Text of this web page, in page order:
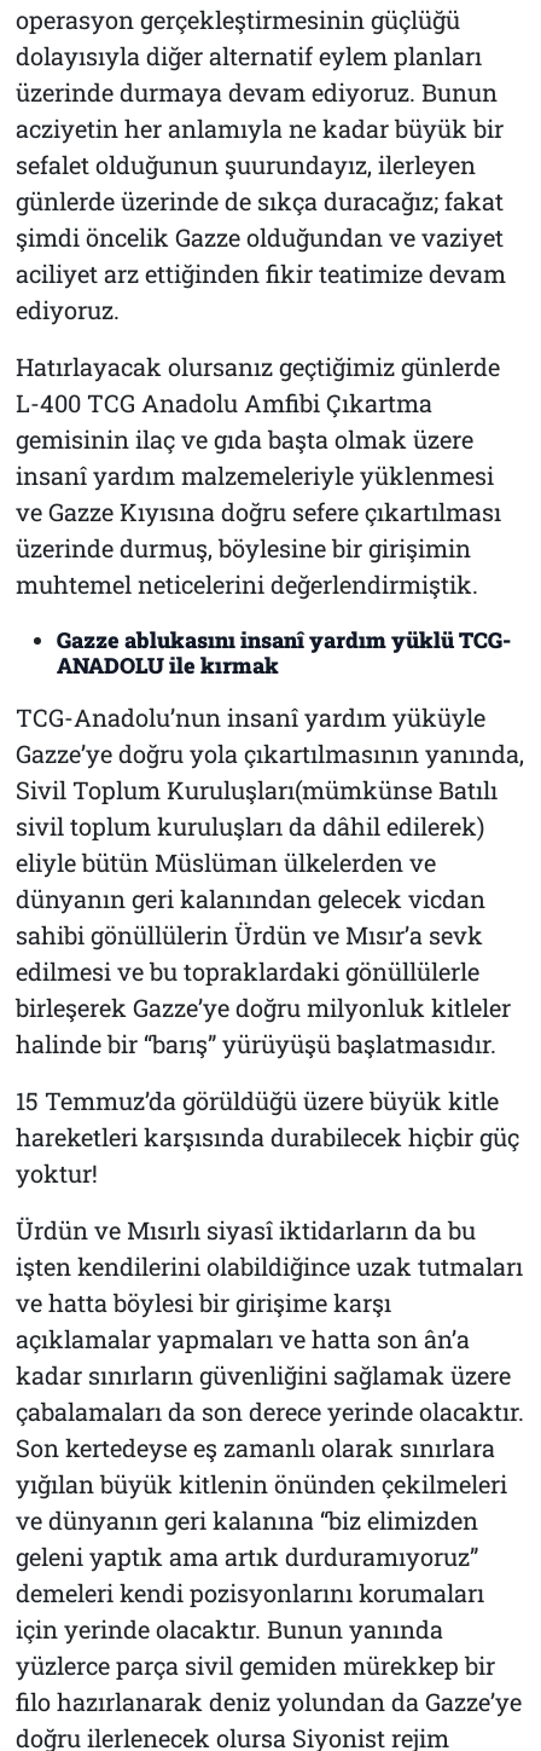
operasyon gerçekleştirmesinin güçlüğü
dolayısıyla diğer alternatif eylem planları
üzerinde durmaya devam ediyoruz. Bunun
acziyetin her anlamıyla ne kadar büyük bir
sefalet olduğunun şuurundayız, ilerleyen
günlerde üzerinde de sıkça duracağız; fakat
şimdi öncelik Gazze olduğundan ve vaziyet
aciliyet arz ettiğinden fikir teatimize devam
ediyoruz.
Hatırlayacak olursanız geçtiğimiz günlerde
L-400 TCG Anadolu Amfibi Çıkartma
gemisinin ilaç ve gıda başta olmak üzere
insanî yardım malzemeleriyle yüklenmesi
ve Gazze Kıyısına doğru sefere çıkartılması
üzerinde durmuş, böylesine bir girişimin
muhtemel neticelerini değerlendirmiştik.
Gazze ablukasını insanî yardım yüklü TCG-
ANADOLU ile kırmak
TCG-Anadolu’nun insanî yardım yüküyle
Gazze’ye doğru yola çıkartılmasının yanında,
Sivil Toplum Kuruluşları(mümkünse Batılı
sivil toplum kuruluşları da dâhil edilerek)
eliyle bütün Müslüman ülkelerden ve
dünyanın geri kalanından gelecek vicdan
sahibi gönüllülerin Ürdün ve Mısır’a sevk
edilmesi ve bu topraklardaki gönüllülerle
birleşerek Gazze’ye doğru milyonluk kitleler
halinde bir “barış” yürüyüşü başlatmasıdır.
15 Temmuz’da görüldüğü üzere büyük kitle
hareketleri karşısında durabilecek hiçbir güç
yoktur!
Ürdün ve Mısırlı siyasî iktidarların da bu
işten kendilerini olabildiğince uzak tutmaları
ve hatta böylesi bir girişime karşı
açıklamalar yapmaları ve hatta son ân’a
kadar sınırların güvenliğini sağlamak üzere
çabalamaları da son derece yerinde olacaktır.
Son kertedeyse eş zamanlı olarak sınırlara
yığılan büyük kitlenin önünden çekilmeleri
ve dünyanın geri kalanına “biz elimizden
geleni yaptık ama artık durduramıyoruz”
demeleri kendi pozisyonlarını korumaları
için yerinde olacaktır. Bunun yanında
yüzlerce parça sivil gemiden mürekkep bir
filo hazırlanarak deniz yolundan da Gazze’ye
doğru ilerlenecek olursa Siyonist rejim